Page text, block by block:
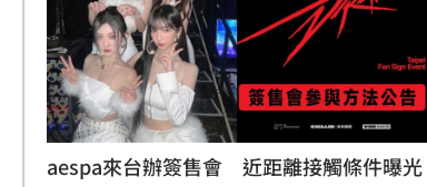
aespa來台辦簽售會 近距離接觸條件曝光